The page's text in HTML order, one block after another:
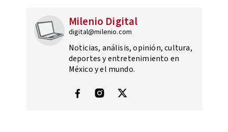
Milenio Digital
digital@milenio.com
Noticias, análisis, opinión, cultura,
deportes y entretenimiento en
México y el mundo.